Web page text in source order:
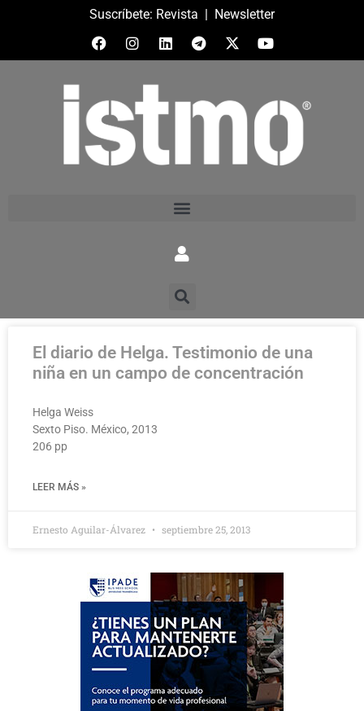
Suscríbete: Revista | Newsletter
El diario de Helga. Testimonio de una
niña en un campo de concentración
Helga Weiss
Sexto Piso. México, 2013
206 pp
LEER MÁS »
Ernesto Aguilar-Álvarez septiembre 25, 2013